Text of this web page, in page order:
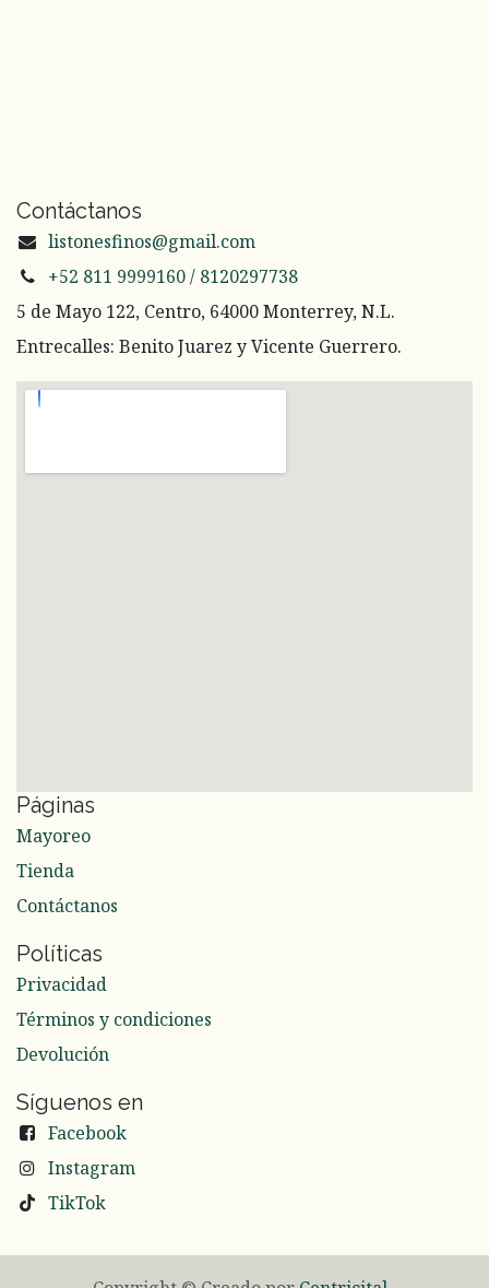
Contáctanos
listonesfinos@gmail.com
+52 811 9999160 / 8120297738
5 de Mayo 122, Centro, 64000 Monterrey, N.L.
Entrecalles: Benito Juarez y Vicente Guerrero.
Páginas
Mayoreo
Tienda
Contáctanos
Políticas
Privacidad
Términos y condiciones
Devolución
Síguenos en
Facebook
Instagram
TikTok